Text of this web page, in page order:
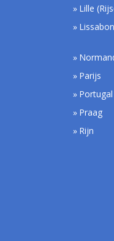
Lille
Lissabon
Parijs
Portugal
Praag
Rijn